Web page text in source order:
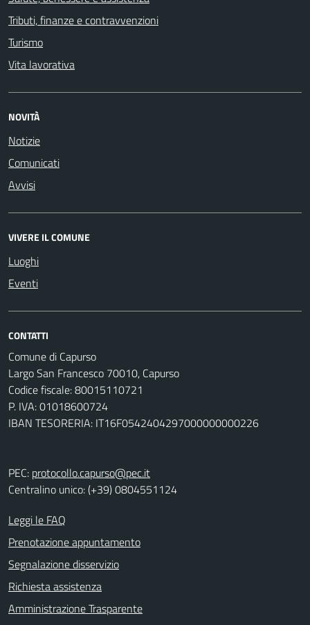
Tributi, finanze e contravvenzioni
Turismo
Vita lavorativa
NOVITÀ
Notizie
Comunicati
Avvisi
VIVERE IL COMUNE
Luoghi
Eventi
CONTATTI
Comune di Capurso
Largo San Francesco 70010, Capurso
Codice fiscale: 80015110721
P. IVA: 01018600724
IBAN TESORERIA: IT16F0542404297000000000226
PEC: protocollo.capurso@pec.it
Centralino unico: (+39) 0804551124
Leggi le FAQ
Prenotazione appuntamento
Segnalazione disservizio
Richiesta assistenza
Amministrazione Trasparente